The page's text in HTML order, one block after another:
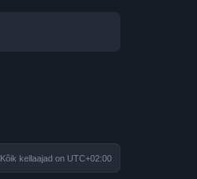
Kõik kellaajad on UTC+02:00